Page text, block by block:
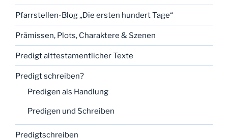
Pfarrstellen-Blog „Die ersten hundert Tage“
Prämissen, Plots, Charaktere & Szenen
Predigt alttestamentlicher Texte
Predigt schreiben?
Predigen als Handlung
Predigen und Schreiben
Predigtschreiben